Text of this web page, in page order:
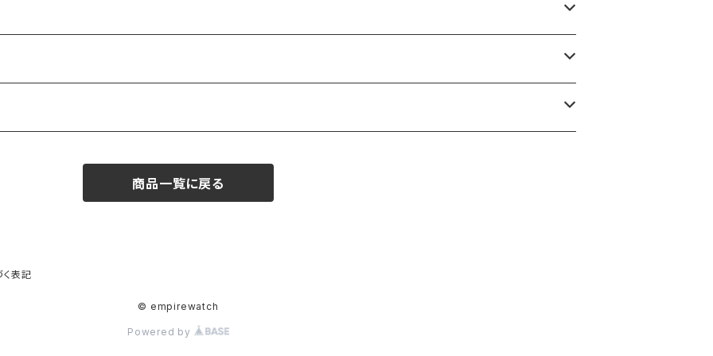
商品一覧に戻る
表記
© empirewatch
Powered by